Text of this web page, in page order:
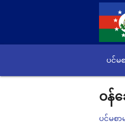
ပင်မ
ဝန်ဆ
ပင်မစာ